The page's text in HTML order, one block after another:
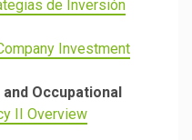
de Inversión
Investment
Occupational
II Overview